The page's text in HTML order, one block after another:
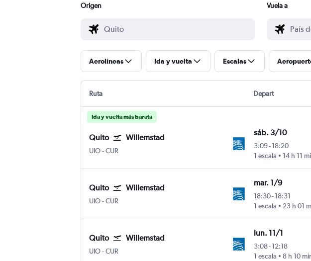
Origen Vuela a
Aerolíneas Ida y vuelta Escalas
Ruta Depart
Ida y vuelta más barata
Quito Willemstad
UIOQuito Internacional Mariscal Sucre
-CUR
sáb. 3/10
3:09-18:20
1 escala
14 h 11
Quito Willemstad
UIOQuito Internacional Mariscal Sucre
-CUR
mar. 1/9
18:30-18:31
1 escala
23 h 01
Quito Willemstad
UIOQuito Internacional Mariscal Sucre
-CUR
lun. 11/1
3:08-12:18
1 escala
8 h 10